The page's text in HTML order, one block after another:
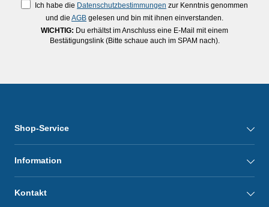
Ich habe die Datenschutzbestimmungen zur Kenntnis genommen
und die AGB gelesen und bin mit ihnen einverstanden.
WICHTIG: Du erhältst im Anschluss eine E-Mail mit einem
Bestätigungslink (Bitte schaue auch im SPAM nach).
Shop-Service
Information
Kontakt